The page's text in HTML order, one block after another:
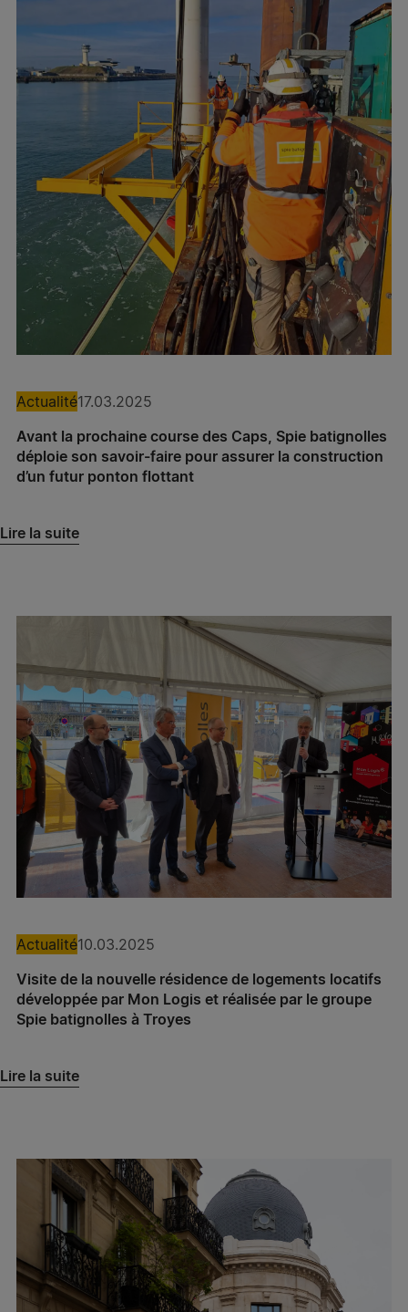
Spie batignolles énergie Souchon – Lespinasse
Spie batignolles énergie Souchon – Tilloy
Spie batignolles énergie Souchon – Marseille
Spie batignolles énergie Sopac – Caudan
Spie batignolles énergie Sopac – Parthenay
Spie batignolles énergie Borja – Lespinasse
Spie batignolles énergie Borja – Caussade
Spie batignolles TP Ferroviaire
Spie batignolles TP grand ouest
Spie batignolles normandie – Agence Présance®
Notre-Dame-de-Gravenchon
Spie batignolles normandie – Agence Présance®
Caen
Le Havre
Spie batignolles normandie – Agence Présance®
Abscis Bertin – Agence Présance® Bretteville
Abscis Bertin – Agence Présance® Lillebonne
Spie batignolles grand ouest – Agence Présance®
Rochefort
Spie batignolles grand ouest – Agence Présance®
Poitiers
La Roche-sur-Yon
Spie batignolles grand ouest – Agence Présance®
Lorient
Spie batignolles grand ouest – Agence Présance®
Saint-Nazaire
Spie batignolles grand ouest – Agence Présance®
Nantes
Spie batignolles grand ouest – Agence Présance®
Angers
Actualité17.03.2025
Avant la prochaine course des Caps, Spie batignolles
déploie son savoir-faire pour assurer la construction
d’un futur ponton flottant
Lire la suite
Actualité10.03.2025
Visite de la nouvelle résidence de logements locatifs
développée par Mon Logis et réalisée par le groupe
Spie batignolles à Troyes
Lire la suite